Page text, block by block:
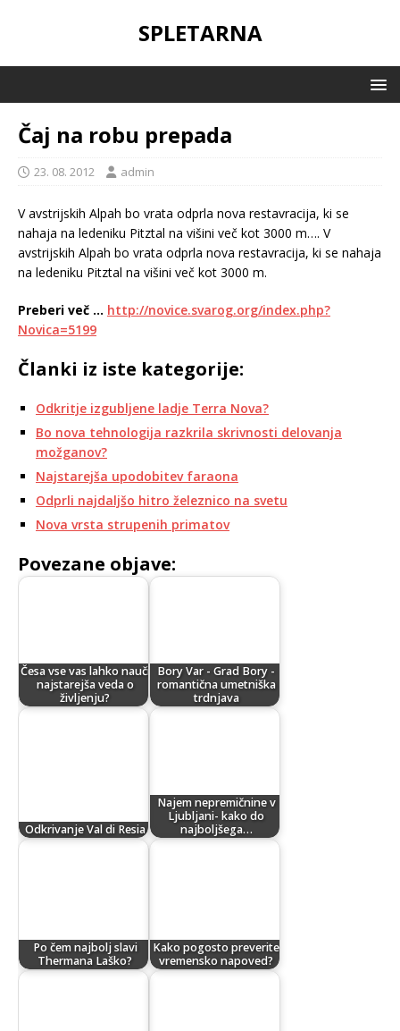
SPLETARNA
Čaj na robu prepada
23. 08. 2012 admin
V avstrijskih Alpah bo vrata odprla nova restavracija, ki se
nahaja na ledeniku Pitztal na višini več kot 3000 m…. V
avstrijskih Alpah bo vrata odprla nova restavracija, ki se nahaja
na ledeniku Pitztal na višini več kot 3000 m.
Preberi več … http://novice.svarog.org/index.php?
Novica=5199
Članki iz iste kategorije:
Odkritje izgubljene ladje Terra Nova?
Bo nova tehnologija razkrila skrivnosti delovanja
možganov?
Najstarejša upodobitev faraona
Odprli najdaljšo hitro železnico na svetu
Nova vrsta strupenih primatov
Povezane objave:
Česa vse vas lahko nauči
najstarejša veda o
življenju?
Bory Var - Grad Bory -
romantična umetniška
trdnjava
Odkrivanje Val di Resia
Najem nepremičnine v
Ljubljani- kako do
najboljšega…
Po čem najbolj slavi
Thermana Laško?
Kako pogosto preverite
vremensko napoved?